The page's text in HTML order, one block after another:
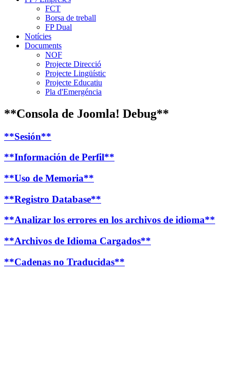
FCT
Borsa de treball
FP Dual
Notícies
Documents
NOF
Projecte Direcció
Projecte Lingüístic
Projecte Educatiu
Pla d'Emergéncia
**Consola de Joomla! Debug**
**Sesión**
**Información de Perfil**
**Uso de Memoria**
**Registro Database**
**Analizar los errores en los archivos de idioma**
**Archivos de Idioma Cargados**
**Cadenas no Traducidas**